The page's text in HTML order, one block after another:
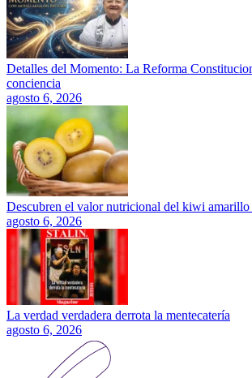
Detalles del Momento: La Reforma
conciencia
agosto 6, 2026
Descubren el valor nutricional del kiwi
agosto 6, 2026
La verdad verdadera derrota la mentecatería
agosto 6, 2026